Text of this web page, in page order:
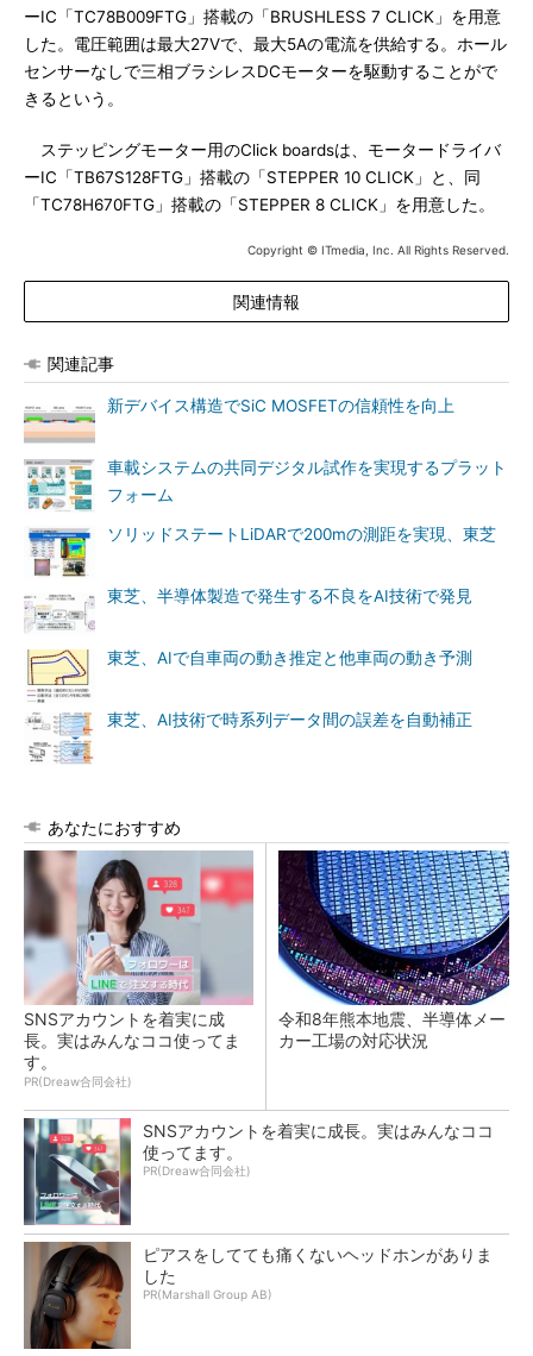
ーIC「TC78B009FTG」搭載の「BRUSHLESS 7 CLICK」を用意
した。電圧範囲は最大27Vで、最大5Aの電流を供給する。ホール
センサーなしで三相ブラシレスDCモーターを駆動することがで
きるという。
ステッピングモーター用のClick boardsは、モータードライバ
ーIC「TB67S128FTG」搭載の「STEPPER 10 CLICK」と、同
「TC78H670FTG」搭載の「STEPPER 8 CLICK」を用意した。
Copyright © ITmedia, Inc. All Rights Reserved.
関連情報
関連記事
新デバイス構造でSiC MOSFETの信頼性を向上
車載システムの共同デジタル試作を実現するプラット
フォーム
ソリッドステートLiDARで200mの測距を実現、東芝
東芝、半導体製造で発生する不良をAI技術で発見
東芝、AIで自車両の動き推定と他車両の動き予測
東芝、AI技術で時系列データ間の誤差を自動補正
あなたにおすすめ
SNSアカウントを着実に成
長。実はみんなココ使ってま
す。
PR(Dreaw合同会社)
令和8年熊本地震、半導体メー
カー工場の対応状況
SNSアカウントを着実に成長。実はみんなココ
使ってます。
PR(Dreaw合同会社)
ピアスをしてても痛くないヘッドホンがありま
した
PR(Marshall Group AB)